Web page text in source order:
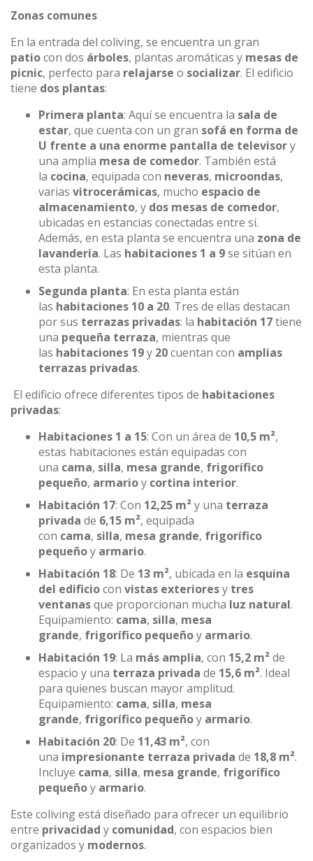
Zonas comunes
En la entrada del coliving, se encuentra un gran
patiocon dos árboles, plantas aromáticas y mesas de
picnic, perfecto para relajarse o socializar. El edificio
tiene dos plantas:
Primera planta: Aquí se encuentra la sala de
estar, que cuenta con un gran sofá en forma de
U frente a una enorme pantalla de televisory
una amplia mesa de comedor. También está
la cocina, equipada con neveras, microondas,
varias vitrocerámicas, mucho espacio de
almacenamiento, y dos mesas de comedor,
ubicadas en estancias conectadas entre sí.
Además, en esta planta se encuentra una zona de
lavandería. Las habitaciones 1 a 9se sitúan en
esta planta.
Segunda planta: En esta planta están
las habitaciones 10 a 20. Tres de ellas destacan
por sus terrazas privadas: la habitación 17tiene
una pequeña terraza, mientras que
las habitaciones 19y 20cuentan con amplias
terrazas privadas.
El edificio ofrece diferentes tipos de habitaciones
privadas:
Habitaciones 1 a 15: Con un área de 10,5 m²,
estas habitaciones están equipadas con
una cama, silla, mesa grande, frigorífico
pequeño, armarioy cortina interior.
Habitación 17: Con 12,25 m²y una terraza
privada de 6,15 m², equipada
con cama, silla, mesa grande, frigorífico
pequeñoy armario.
Habitación 18: De 13 m², ubicada en la esquina
del edificiocon vistas exterioresy tres
ventanasque proporcionan mucha luz natural.
Equipamiento: cama, silla, mesa
grande, frigorífico pequeñoy armario.
Habitación 19: La más amplia, con 15,2 m²de
espacio y una terraza privada de 15,6 m². Ideal
para quienes buscan mayor amplitud.
Equipamiento: cama, silla, mesa
grande, frigorífico pequeñoy armario.
Habitación 20: De 11,43 m², con
una impresionante terraza privada de 18,8 m².
Incluye cama, silla, mesa grande, frigorífico
pequeñoy armario.
Este coliving está diseñado para ofrecer un equilibrio
entre privacidad y comunidad, con espacios bien
organizados y modernos.